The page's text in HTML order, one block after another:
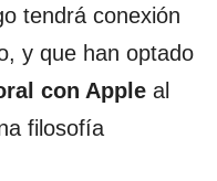
tendrá conexión
y que han optado
con Apple al
filosofía